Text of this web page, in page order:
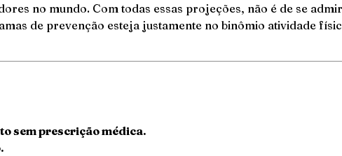
no mundo. Com todas essas projeções, não é de se
de prevenção esteja justamente no binômio atividade
sem prescrição médica.